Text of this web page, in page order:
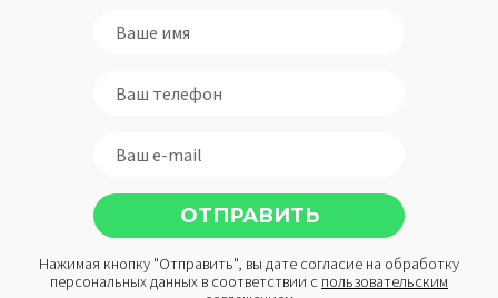
Нажимая кнопку "Отправить", вы дате согласие на обработку
персональных данных в соответствии с пользовательским